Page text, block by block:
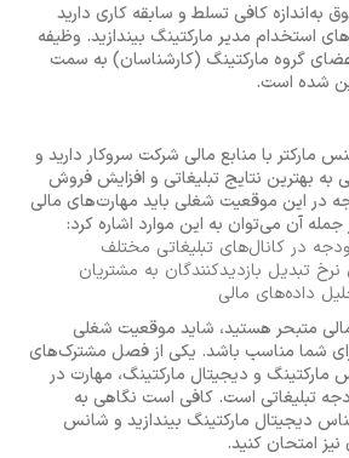
به‌اندازه کافی تسلط و سابقه کاری دارید
استخدام مدیر مارکتینگ بیندازید. وظیفه
گروه مارکتینگ (کارشناسان) به سمت
شده است.
مارکتر با منابع مالی شرکت سروکار دارید و
به بهترین نتایج تبلیغاتی و افزایش فروش
در این موقعیت شغلی باید مهارت‌های مالی
آن می‌توان به این موارد اشاره کرد:
در کانال‌های تبلیغاتی مختلف
نرخ تبدیل بازدیدکنندگان به مشتریان
داده‌های مالی
متبحر هستید، شاید موقعیت شغلی
شما مناسب باشد. یکی از فصل مشترک‌های
و دیجیتال مارکتینگ، مهارت در
تبلیغاتی است. کافی است نگاهی به
دیجیتال مارکتینگ بیندازید و شانس
امتحان کنید.